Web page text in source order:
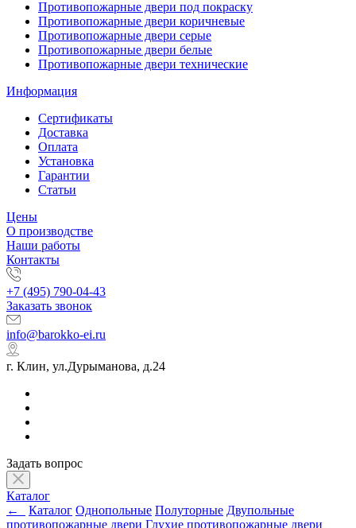
Противопожарные двери под покраску
Противопожарные двери коричневые
Противопожарные двери серые
Противопожарные двери белые
Противопожарные двери технические
Информация
Сертификаты
Доставка
Оплата
Установка
Гарантии
Статьи
Цены
О производстве
Наши работы
Контакты
+7 (495) 790-04-43
Заказать звонок
info@barokko-ei.ru
г. Клин, ул.Дурыманова, д.24
Задать вопрос
Каталог
←
Каталог Однопольные Полуторные Двупольные
противопожарные двери Глухие противопожарные двери